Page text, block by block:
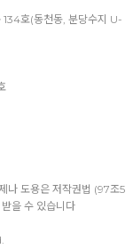
호(동천동, 분당수지 U-
나 도용은 저작권법 (97조5
을 수 있습니다